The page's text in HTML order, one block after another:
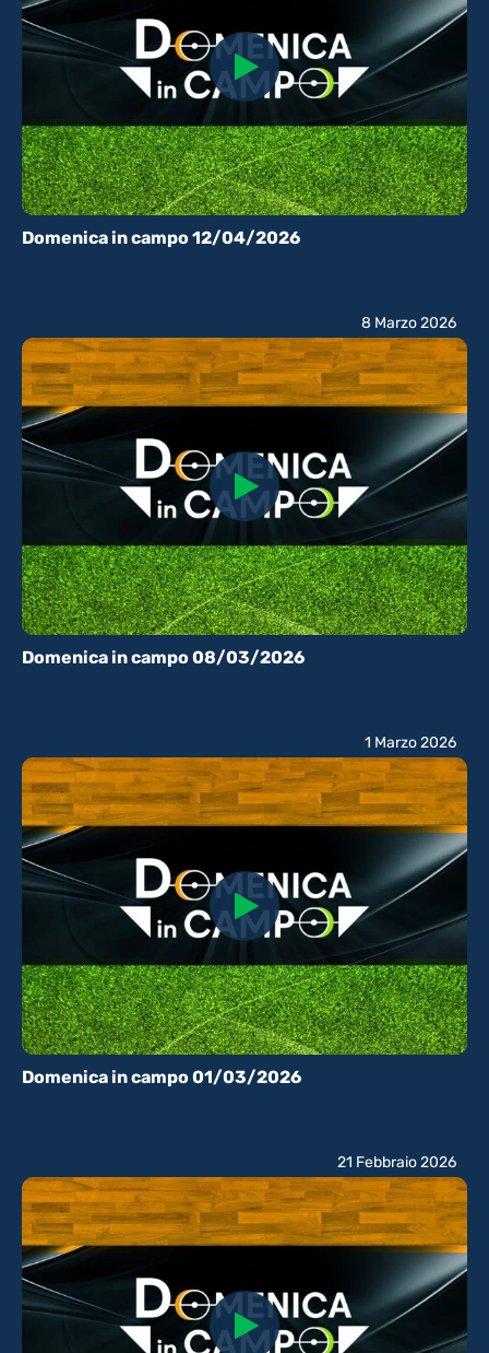
Domenica in campo 12/04/2026
Domenica in campo 08/03/2026
8 Marzo 2026
Domenica in campo 01/03/2026
1 Marzo 2026
21 Febbraio 2026